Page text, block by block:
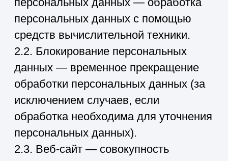
персональных данных —
совокупность содержащихся в базах
обеспечивающих их обработку
информационных технологий и
технических средств.
2.5. Обезличивание персональных
данных — действия, в результате
которых невозможно определить без
использования дополнительной
информации принадлежность
персональных данных конкретному
Пользователю или иному субъекту